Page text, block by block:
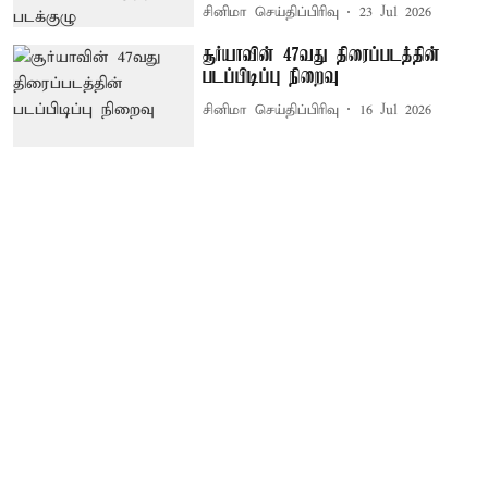
சினிமா செய்திப்பிரிவு 23 Jul 2026
சூர்யாவின் 47வது திரைப்படத்தின்
படப்பிடிப்பு நிறைவு
சினிமா செய்திப்பிரிவு 16 Jul 2026